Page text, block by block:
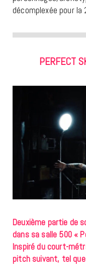
décomplexée pour la
PERFECT
Deuxième partie de
dans sa salle 500 «
Inspiré du court-
pitch suivant, tel